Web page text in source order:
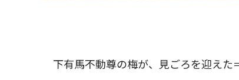
下有馬不動尊の梅が、見ごろを迎えた